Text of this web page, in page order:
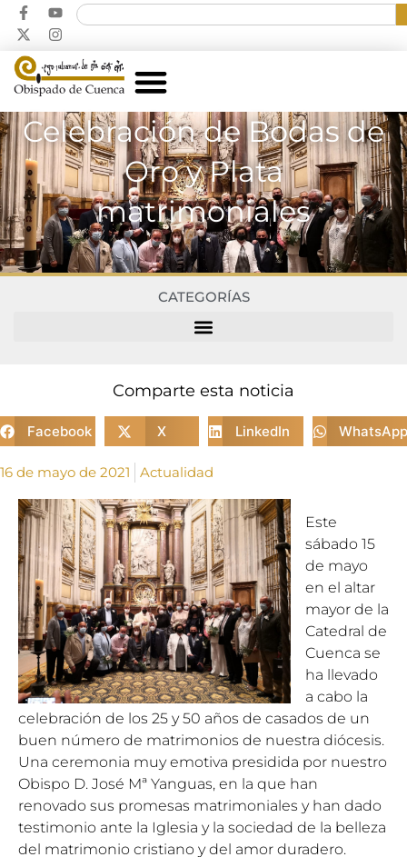
Celebración de Bodas de
Oro y Plata
matrimoniales
CATEGORÍAS
Comparte esta noticia
Facebook X LinkedIn WhatsApp
16 de mayo de 2021 Actualidad
Este
sábado 15
de mayo
en el altar
mayor de la
Catedral de
Cuenca se
ha llevado
a cabo la
celebración de los 25 y 50 años de casados de un
buen número de matrimonios de nuestra diócesis.
Una ceremonia muy emotiva presidida por nuestro
Obispo D. José Mª Yanguas, en la que han
renovado sus promesas matrimoniales y han dado
testimonio ante la Iglesia y la sociedad de la belleza
del matrimonio cristiano y del amor duradero.